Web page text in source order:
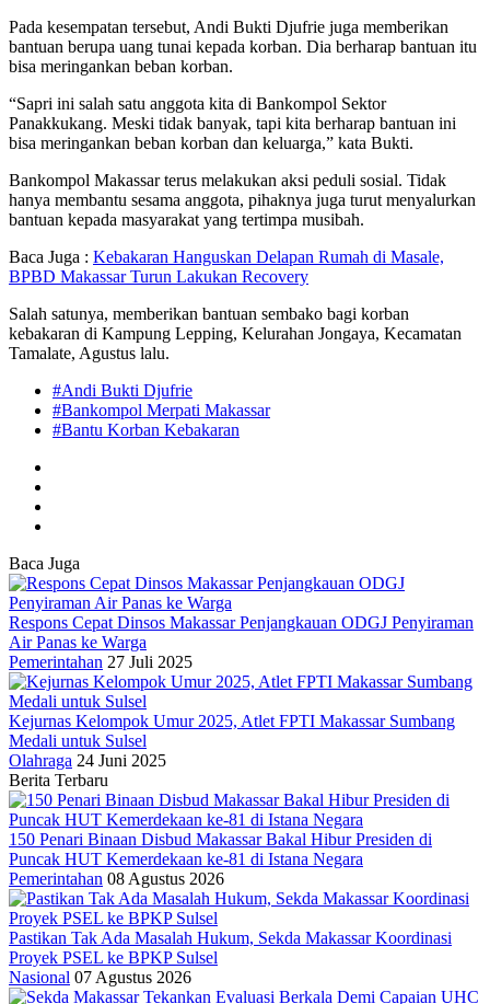
Pada kesempatan tersebut, Andi Bukti Djufrie juga memberikan
bantuan berupa uang tunai kepada korban. Dia berharap bantuan itu
bisa meringankan beban korban.
“Sapri ini salah satu anggota kita di Bankompol Sektor
Panakkukang. Meski tidak banyak, tapi kita berharap bantuan ini
bisa meringankan beban korban dan keluarga,” kata Bukti.
Bankompol Makassar terus melakukan aksi peduli sosial. Tidak
hanya membantu sesama anggota, pihaknya juga turut menyalurkan
bantuan kepada masyarakat yang tertimpa musibah.
Baca Juga : Kebakaran Hanguskan Delapan Rumah di Masale,
BPBD Makassar Turun Lakukan Recovery
Salah satunya, memberikan bantuan sembako bagi korban
kebakaran di Kampung Lepping, Kelurahan Jongaya, Kecamatan
Tamalate, Agustus lalu.
#Andi Bukti Djufrie
#Bankompol Merpati Makassar
#Bantu Korban Kebakaran
Baca Juga
Respons Cepat Dinsos Makassar Penjangkauan ODGJ Penyiraman
Air Panas ke Warga
Pemerintahan 27 Juli 2025
Kejurnas Kelompok Umur 2025, Atlet FPTI Makassar Sumbang
Medali untuk Sulsel
Olahraga 24 Juni 2025
Berita Terbaru
150 Penari Binaan Disbud Makassar Bakal Hibur Presiden di
Puncak HUT Kemerdekaan ke-81 di Istana Negara
Pemerintahan 08 Agustus 2026
Pastikan Tak Ada Masalah Hukum, Sekda Makassar Koordinasi
Proyek PSEL ke BPKP Sulsel
Nasional 07 Agustus 2026